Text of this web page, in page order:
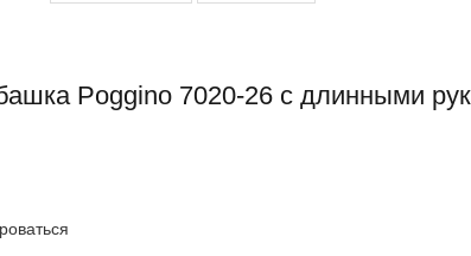
Poggino 7020-26 с длинными